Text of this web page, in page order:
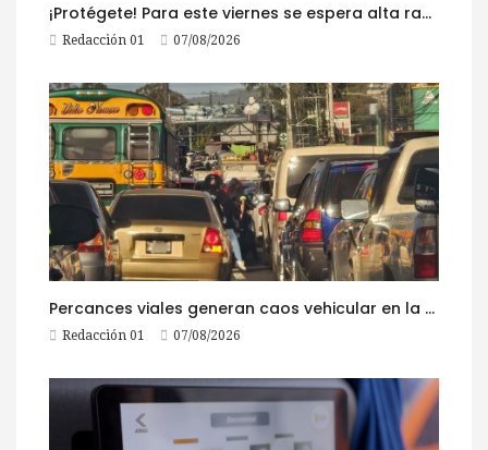
¡Protégete! Para este viernes se espera alta radiación solar
Redacción 01 07/08/2026
Percances viales generan caos vehicular en la ruta al Pacífico este viernes
Redacción 01 07/08/2026